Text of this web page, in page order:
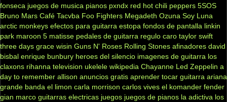
fonseca juegos de musica pianos pxndx red hot chili peppers 5SOS
Bruno Mars Café Tacvba Foo Fighters Megadeth Ozuna Soy Luna
arctic monkeys efectos para guitarra estopa fondos de pantalla linkin
park maroon 5 matisse pedales de guitarra regulo caro taylor swift
three days grace wisin Guns N' Roses Rolling Stones afinadores david
bisbal enrique bunbury heroes del silencio imagenes de guitarra los
claxons rihanna television ukelele wikipedia Chayanne Led Zeppelin a
day to remember allison anuncios gratis aprender tocar guitarra ariana
grande banda el limon carla morrison carlos vives el komander fender
gian marco guitarras electricas juegos juegos de pianos la adictiva los